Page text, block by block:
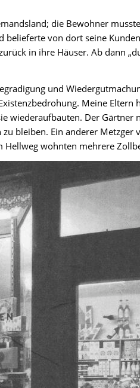
die Bewohner
von dort seine
in ihre Häuser. Ab dann
und
Meine
wiederaufbauten. Der
bleiben. Ein anderer
wohnten mehrere